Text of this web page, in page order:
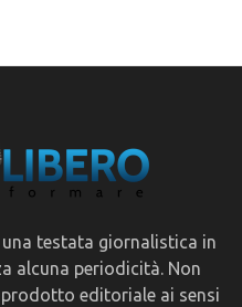
testata giornalistica in
alcuna periodicità. Non
editoriale ai sensi